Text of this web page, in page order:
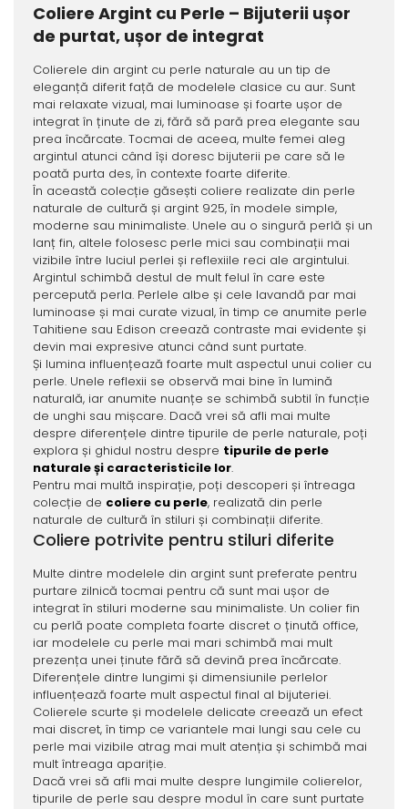
Coliere Argint cu Perle – Bijuterii ușor
de purtat, ușor de integrat
Colierele din argint cu perle naturale au un tip de
eleganță diferit față de modelele clasice cu aur. Sunt
mai relaxate vizual, mai luminoase și foarte ușor de
integrat în ținute de zi, fără să pară prea elegante sau
prea încărcate. Tocmai de aceea, multe femei aleg
argintul atunci când își doresc bijuterii pe care să le
poată purta des, în contexte foarte diferite.
În această colecție găsești coliere realizate din perle
naturale de cultură și argint 925, în modele simple,
moderne sau minimaliste. Unele au o singură perlă și un
lanț fin, altele folosesc perle mici sau combinații mai
vizibile între luciul perlei și reflexiile reci ale argintului.
Argintul schimbă destul de mult felul în care este
percepută perla. Perlele albe și cele lavandă par mai
luminoase și mai curate vizual, în timp ce anumite perle
Tahitiene sau Edison creează contraste mai evidente și
devin mai expresive atunci când sunt purtate.
Și lumina influențează foarte mult aspectul unui colier cu
perle. Unele reflexii se observă mai bine în lumină
naturală, iar anumite nuanțe se schimbă subtil în funcție
de unghi sau mișcare. Dacă vrei să afli mai multe
despre diferențele dintre tipurile de perle naturale, poți
explora și ghidul nostru despre tipurile de perle
naturale și caracteristicile lor.
Pentru mai multă inspirație, poți descoperi și întreaga
colecție de coliere cu perle, realizată din perle
naturale de cultură în stiluri și combinații diferite.
Coliere potrivite pentru stiluri diferite
Multe dintre modelele din argint sunt preferate pentru
purtare zilnică tocmai pentru că sunt mai ușor de
integrat în stiluri moderne sau minimaliste. Un colier fin
cu perlă poate completa foarte discret o ținută office,
iar modelele cu perle mai mari schimbă mai mult
prezența unei ținute fără să devină prea încărcate.
Diferențele dintre lungimi și dimensiunile perlelor
influențează foarte mult aspectul final al bijuteriei.
Colierele scurte și modelele delicate creează un efect
mai discret, în timp ce variantele mai lungi sau cele cu
perle mai vizibile atrag mai mult atenția și schimbă mai
mult întreaga apariție.
Dacă vrei să afli mai multe despre lungimile colierelor,
tipurile de perle sau despre modul în care sunt purtate